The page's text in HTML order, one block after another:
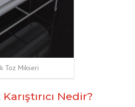
Toz Mikseri
Nedir?